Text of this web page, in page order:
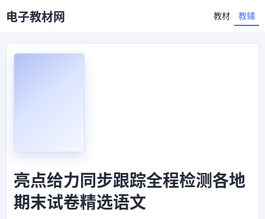
电子教材网 教材 教辅
亮点给力同步跟踪全程检测各地
期末试卷精选语文